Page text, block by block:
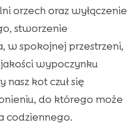
orzech oraz wyłączenie
stworzenie
spokojnej przestrzeni,
wypoczynku
nasz kot czuł się
do którego może
codziennego.